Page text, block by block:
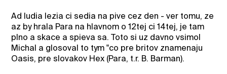
Ad ludia lezia ci sedia na pive cez den - ver tomu, ze
az by hrala Para na hlavnom o 12tej ci 14tej, je tam
plno a skace a spieva sa. Toto si uz davno vsimol
Michal a glosoval to tym "co pre britov znamenaju
Oasis, pre slovakov Hex (Para, t.r. B. Barman).